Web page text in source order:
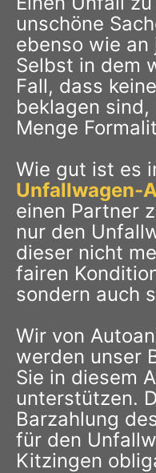
unschöne
ebenso wie an
Selbst in dem
Fall, dass
beklagen
Menge
Wie gut ist es
Unfallwagen-
einen Partner
nur den
dieser nicht
fairen
sondern auch
Wir von
werden unser
Sie in diesem
unterstützen.
Barzahlung
für den
Kitzingen